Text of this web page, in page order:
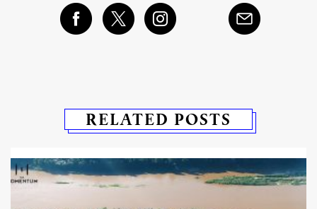
RELATED POSTS